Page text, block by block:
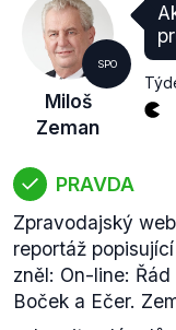
SPO
Miloš
Zeman
PRAVDA
Zpravodajský
reportáž
zněl: On-line:
Boček a Ečer.